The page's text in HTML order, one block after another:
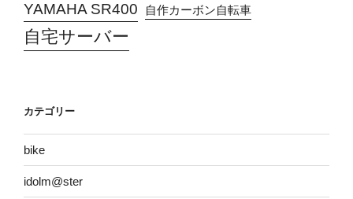
YAMAHA SR400 自作カーボン自転車
自宅サーバー
カテゴリー
bike
idolm@ster